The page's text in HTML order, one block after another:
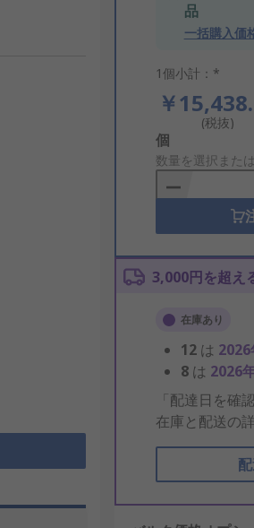
品
一括購入価
1個小計：*
￥
(税抜)
Add
to
Basket
個
数量を選択また
3,000円を超え
在庫あり
12 は
8 は 2026
「配達日を確
在庫と配送の